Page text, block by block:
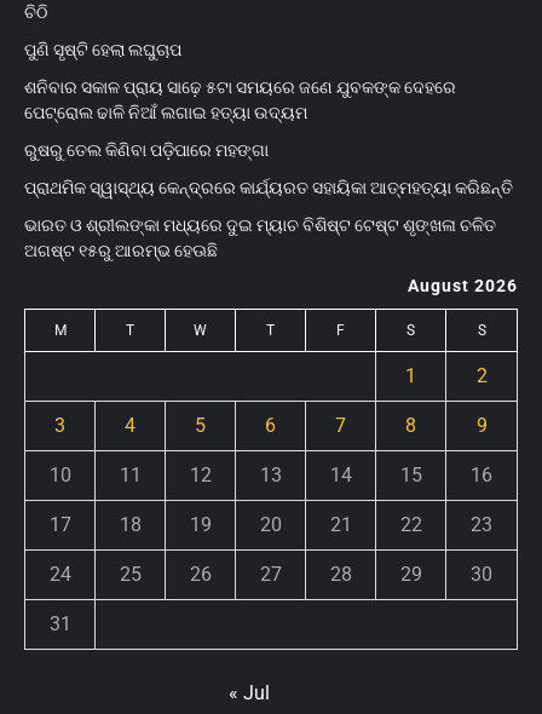
ଚିଠି
ପୁଣି ସୃଷ୍ଟି ହେଲା ଲଘୁଚାପ
ଶନିବାର ସକାଳ ପ୍ରାୟ ସାଢ଼େ ୫ଟା ସମୟରେ ଜଣେ ଯୁବକଙ୍କ ଦେହରେ
ପେଟ୍ରୋଲ ଢାଳି ନିଆଁ ଲଗାଇ ହତ୍ୟା ଉଦ୍ୟମ
ରୁଷରୁ ତେଲ କିଣିବା ପଡ଼ିପାରେ ମହଙ୍ଗା
ପ୍ରାଥମିକ ସ୍ୱାସ୍ଥ୍ୟ କେନ୍ଦ୍ରରେ କାର୍ଯ୍ୟରତ ସହାୟିକା ଆତ୍ମହତ୍ୟା କରିଛନ୍ତି
ଭାରତ ଓ ଶ୍ରୀଲଙ୍କା ମଧ୍ୟରେ ଦୁଇ ମ୍ୟାଚ ବିଶିଷ୍ଟ ଟେଷ୍ଟ ଶୃଙ୍ଖଳା ଚଳିତ
ଅଗଷ୍ଟ ୧୫ରୁ ଆରମ୍ଭ ହେଊଛି
August 2026
M T W T F S S
1 2
3 4 5 6 7 8 9
10 11 12 13 14 15 16
17 18 19 20 21 22 23
24 25 26 27 28 29 30
31
« Jul